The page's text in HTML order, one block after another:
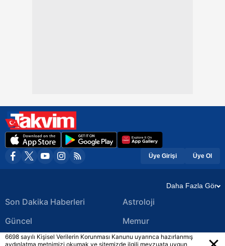
Üye Girişi Üye Ol
Daha Fazla Gör
Son Dakika Haberleri
Güncel
Ekonomi Haberleri
Astroloji
Memur
Yerel Haberler
6698 sayılı Kişisel Verilerin Korunması Kanunu uyarınca hazırlanmış
aydınlatma metnimizi okumak ve sitemizde ilgili mevzuata uygun